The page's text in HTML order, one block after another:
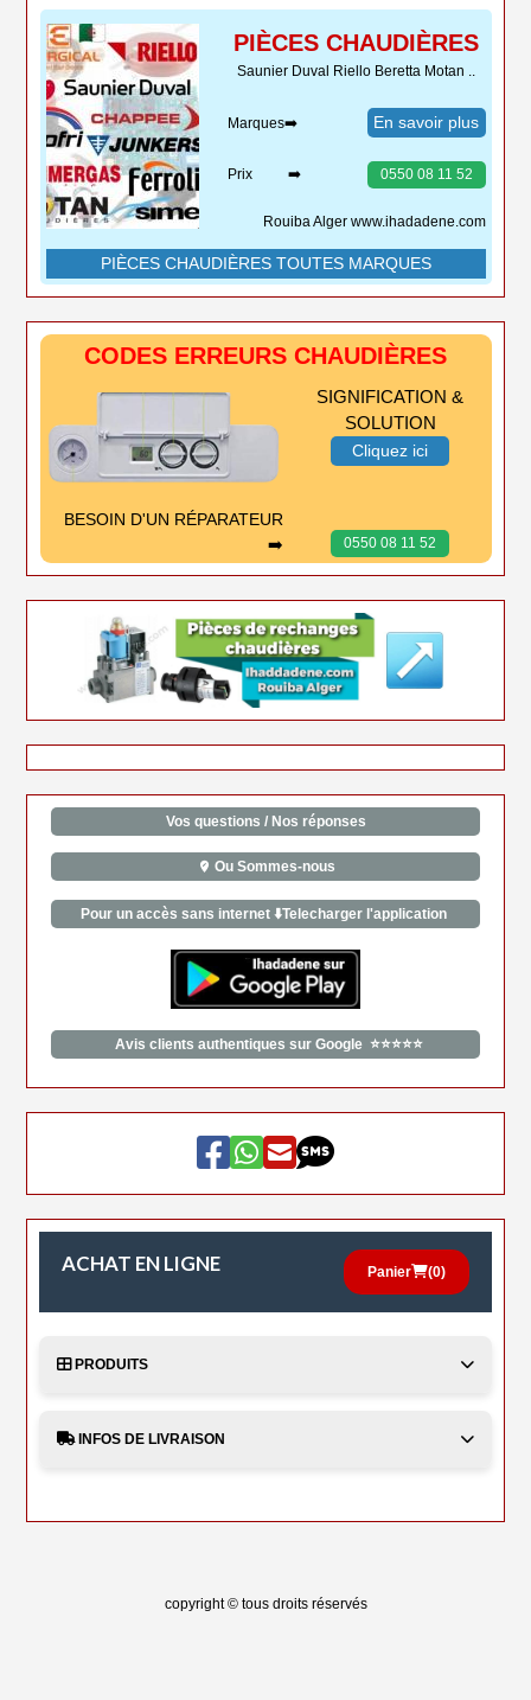
PIÈCES CHAUDIÈRES
Saunier Duval Riello Beretta Motan ..
Marques➡️ En savoir plus
Prix ➡️ 0550 08 11 52
Rouiba Alger www.ihadadene.com
PIÈCES CHAUDIÈRES TOUTES MARQUES
CODES ERREURS CHAUDIÈRES
SIGNIFICATION &
SOLUTION
Cliquez ici
0550 08 11 52
BESOIN D'UN RÉPARATEUR
➡️
Vos questions / Nos réponses
Ou Sommes-nous
Pour un accès sans internet ⬇️Telecharger l'application
Avis clients authentiques sur Google ⭐⭐⭐⭐⭐
ACHAT EN LIGNE Panier (0)
PRODUITS
INFOS DE LIVRAISON
copyright © tous droits réservés